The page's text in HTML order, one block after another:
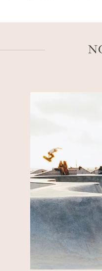
des lieux. Pas de